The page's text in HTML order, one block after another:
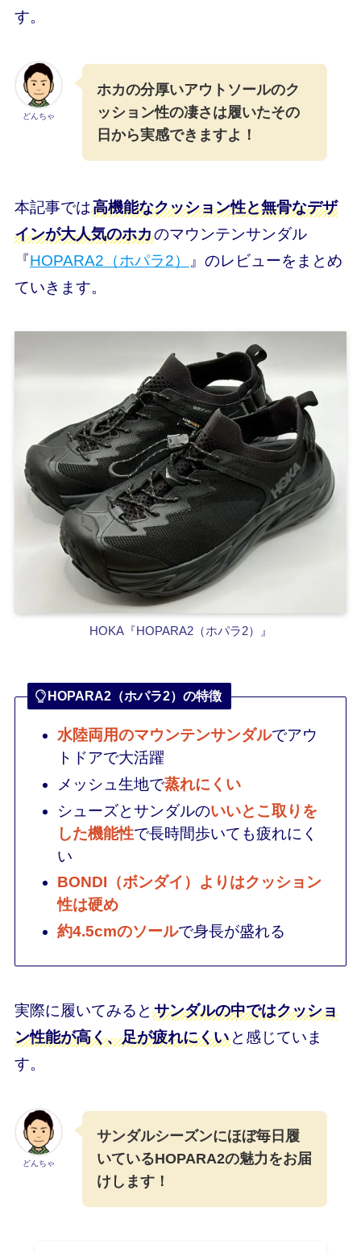
す。
どんちゃ
ホカの分厚いアウトソールのク
ッション性の凄さは履いたその
日から実感できますよ！
本記事では高機能なクッション性と無骨なデザ
インが大人気のホカのマウンテンサンダル
『HOPARA2（ホパラ2） 』のレビューをまとめ
ていきます。
HOKA『HOPARA2（ホパラ2）』
HOPARA2（ホパラ2）の特徴
水陸両用のマウンテンサンダルでアウ
トドアで大活躍
メッシュ生地で蒸れにくい
シューズとサンダルのいいとこ取りを
した機能性で長時間歩いても疲れにく
い
BONDI（ボンダイ）よりはクッション
性は硬め
約4.5cmのソールで身長が盛れる
実際に履いてみると サンダルの中ではクッショ
ン性能が高く、足が疲れにくいと感じていま
す。
どんちゃ
サンダルシーズンにほぼ毎日履
いているHOPARA2の魅力をお届
けします！